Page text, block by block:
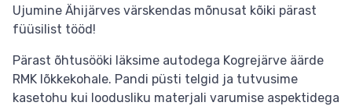
Ujumine Ähijärves värskendas mõnusat kõiki pärast
füüsilist tööd!
Pärast õhtusööki läksime autodega Kogrejärve äärde
RMK lõkkekohale. Pandi püsti telgid ja tutvusime
kasetohu kui loodusliku materjali varumise aspektidega